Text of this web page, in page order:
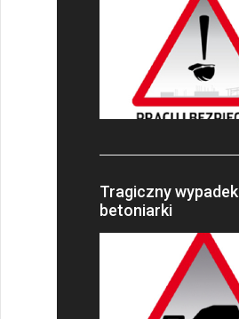
Tragiczny wypadek
betoniarki